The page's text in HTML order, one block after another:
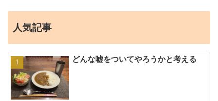
人気記事
どんな嘘をついてやろうかと考える